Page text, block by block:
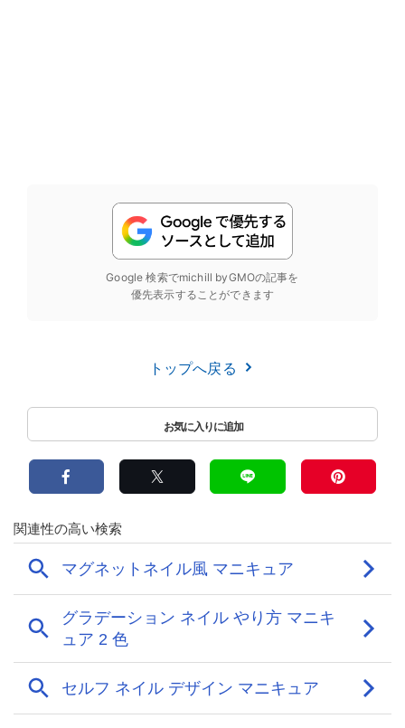
Google 検索でmichill byGMOの記事を
優先表示することができます
トップへ戻る